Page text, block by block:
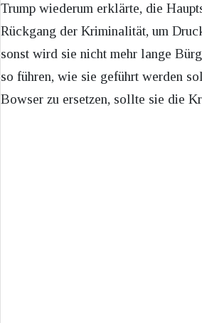
Trump wiederum erklärte, die
Rückgang der Kriminalität, um
sonst wird sie nicht mehr lange
so führen, wie sie geführt werden
Bowser zu ersetzen, sollte sie die